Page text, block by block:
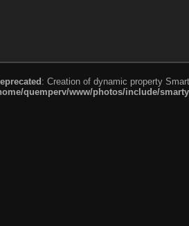
: Creation of dynamic property
quemperv/www/photos/include/